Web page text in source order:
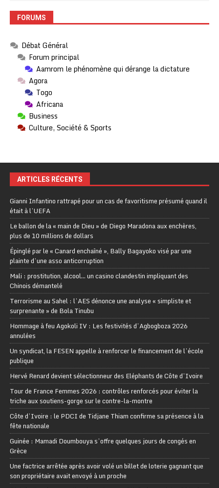
FORUMS
Débat Général
Forum principal
Aamrom le phénomène qui dérange la dictature
Agora
Togo
Africana
Business
Culture, Société & Sports
ARTICLES RÉCENTS
Gianni Infantino rattrapé pour un cas de favoritisme présumé quand il
était à l’UEFA
Le ballon de la « main de Dieu » de Diego Maradona aux enchères,
plus de 10 millions de dollars
Épinglé par le « Canard enchaîné », Bally Bagayoko visé par une
plainte d’une asso anticorruption
Mali : prostitution, alcool… un casino clandestin impliquant des
Chinois démantelé
Terrorisme au Sahel : l’AES dénonce une analyse « simpliste et
surprenante » de Bola Tinubu
Hommage à feu Agokoli IV : Les festivités d’Agbogboza 2026
annulées
Un syndicat, la FESEN appelle à renforcer le financement de l’école
publique
Hervé Renard devient sélectionneur des Eléphants de Côte d’Ivoire
Tour de France Femmes 2026 : contrôles renforcés pour éviter la
triche aux soutiens-gorge sur le contre-la-montre
Côte d’Ivoire : le PDCI de Tidjane Thiam confirme sa présence à la
fête nationale
Guinée : Mamadi Doumbouya s’offre quelques jours de congés en
Grèce
Une factrice arrêtée après avoir volé un billet de loterie gagnant que
son propriétaire avait envoyé à un proche